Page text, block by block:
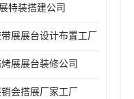
特装搭建公司
展展台设计布置工厂
展展台装修公司
会搭展厂家工厂